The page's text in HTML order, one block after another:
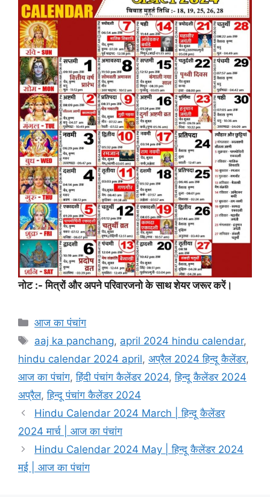
नोट :- मित्रों और अपने परिवारजनो के साथ शेयर जरूर करें।
Categories
आज का पंचांग
Tags
aaj ka panchang, april 2024 hindu calendar,
hindu calendar 2024 april, अप्रैल 2024 हिन्दू कैलेंडर,
आज का पंचांग,हिंदी पंचांग कैलेंडर 2024,हिन्दू कैलेंडर 2024
अप्रैल,हिन्दू पंचांग कैलेंडर 2024
Hindu Calendar 2024 March | हिन्दू कैलेंडर
2024 मार्च | आज का पंचांग
Hindu Calendar 2024 May | हिन्दू कैलेंडर 2024
मई | आज का पंचांग